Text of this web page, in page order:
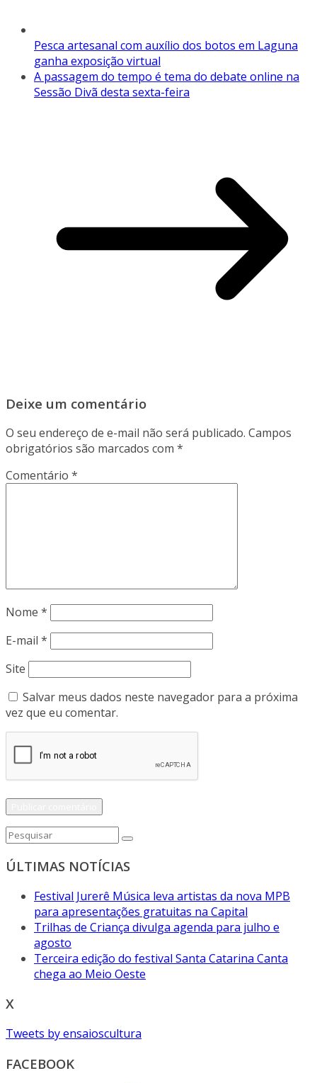
Pesca artesanal com auxílio dos botos em Laguna
ganha exposição virtual
A passagem do tempo é tema do debate online na
Sessão Divã desta sexta-feira
Deixe um comentário
O seu endereço de e-mail não será publicado. Campos
obrigatórios são marcados com *
Comentário *
Nome *
E-mail *
Site
Salvar meus dados neste navegador para a próxima
vez que eu comentar.
ÚLTIMAS NOTÍCIAS
Festival Jurerê Música leva artistas da nova MPB
para apresentações gratuitas na Capital
Trilhas de Criança divulga agenda para julho e
agosto
Terceira edição do festival Santa Catarina Canta
chega ao Meio Oeste
X
Tweets by ensaioscultura
FACEBOOK